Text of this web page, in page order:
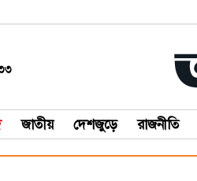
জাতীয় দেশজুড়ে রাজনীতি